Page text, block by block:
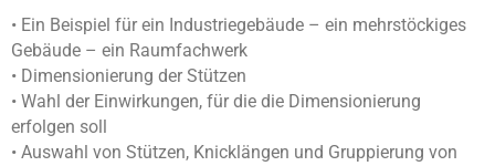
• Ein Beispiel für ein Industriegebäude – ein mehrstöckiges
Gebäude – ein Raumfachwerk
• Dimensionierung der Stützen
• Wahl der Einwirkungen, für die die Dimensionierung
erfolgen soll
• Auswahl von Stützen, Knicklängen und Gruppierung von